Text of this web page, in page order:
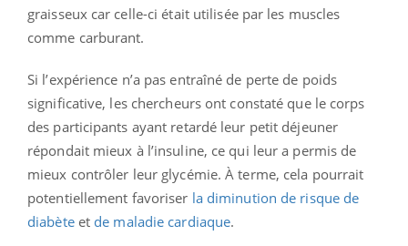
graisseux car celle-ci était utilisée par les muscles
comme carburant.
Si l’expérience n’a pas entraîné de perte de poids
significative, les chercheurs ont constaté que le corps
des participants ayant retardé leur petit déjeuner
répondait mieux à l’insuline, ce qui leur a permis de
mieux contrôler leur glycémie. À terme, cela pourrait
potentiellement favoriser la diminution de risque de
diabèteet de maladie cardiaque.